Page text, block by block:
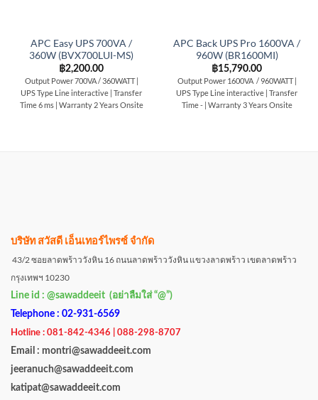
APC Easy UPS 700VA /
360W (BVX700LUI-MS)
฿2,200.00
Output Power 700VA / 360WATT |
UPS Type Line interactive | Transfer
Time 6 ms | Warranty 2 Years Onsite
APC Back UPS Pro 1600VA /
960W (BR1600MI)
฿15,790.00
Output Power 1600VA / 960WATT |
UPS Type Line interactive | Transfer
Time - | Warranty 3 Years Onsite
บริษัท สวัสดี เอ็นเทอร์ไพรซ์ จำกัด
43/2 ซอยลาดพร้าววังหิน 16 ถนนลาดพร้าววังหิน แขวงลาดพร้าว เขตลาดพร้าว
กรุงเทพฯ 10230
Line id : @sawaddeeit (อย่าลืมใส่ “@”)
Telephone : 02-931-6569
Hotline : 081-842-4346 | 088-298-8707
Email : montri@sawaddeeit.com
jeeranuch@sawaddeeit.com
katipat@sawaddeeit.com